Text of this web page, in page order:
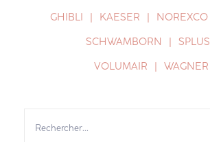
GHIBLI
KAESER NOREXCO
SCHWAMBORN
SPLUS
VOLUMAIR
WAGNER